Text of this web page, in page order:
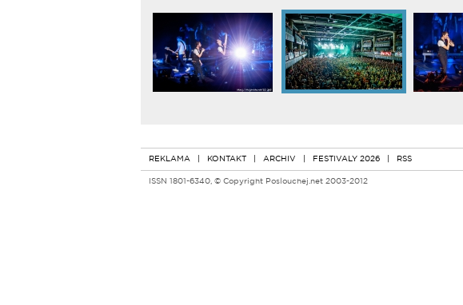
REKLAMA | KONTAKT | ARCHIV | FESTIVALY 2026 | RSS
ISSN 1801-6340, © Copyright Poslouchej.net 2003-2012